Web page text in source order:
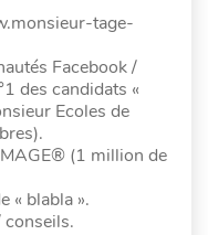
tage-
Facebook /
des candidats «
Ecoles de
(1 million de
« blabla ».